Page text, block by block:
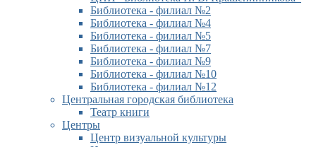
Библиотека - филиал №2
Библиотека - филиал №4
Библиотека - филиал №5
Библиотека - филиал №7
Библиотека - филиал №9
Библиотека - филиал №10
Библиотека - филиал №12
Центральная городская библиотека
Театр книги
Центры
Центр визуальной культуры